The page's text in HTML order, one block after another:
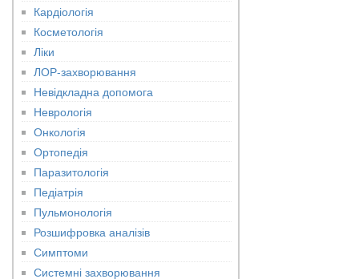
Кардіологія
Косметологія
Ліки
ЛОР-захворювання
Невідкладна допомога
Неврологія
Онкологія
Ортопедія
Паразитологія
Педіатрія
Пульмонологія
Розшифровка аналізів
Симптоми
Системні захворювання